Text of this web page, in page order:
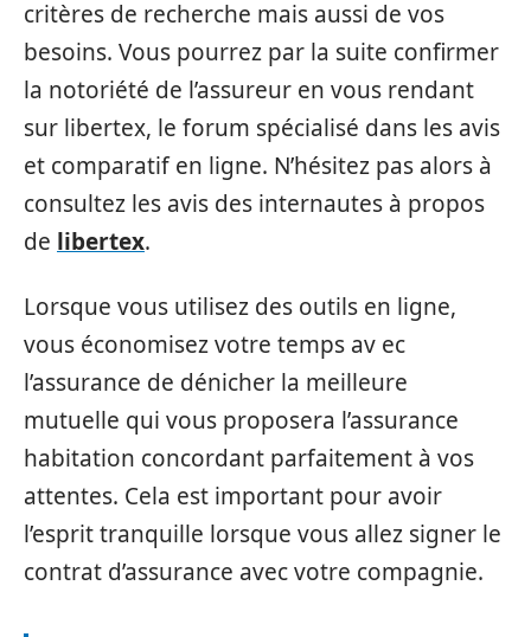
critères de recherche mais aussi de vos
besoins. Vous pourrez par la suite confirmer
la notoriété de l’assureur en vous rendant
sur libertex, le forum spécialisé dans les avis
et comparatif en ligne. N’hésitez pas alors à
consultez les avis des internautes à propos
de libertex.
Lorsque vous utilisez des outils en ligne,
vous économisez votre temps av ec
l’assurance de dénicher la meilleure
mutuelle qui vous proposera l’assurance
habitation concordant parfaitement à vos
attentes. Cela est important pour avoir
l’esprit tranquille lorsque vous allez signer le
contrat d’assurance avec votre compagnie.